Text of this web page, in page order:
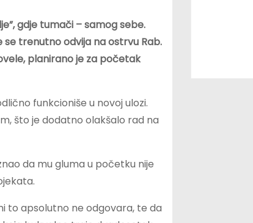
gdje tumači – samog sebe.
se trenutno odvija na ostrvu Rab.
planirano je za početak
funkcioniše u novoj ulozi.
što je dodatno olakšalo rad na
da mu gluma u početku nije
to apsolutno ne odgovara, te da